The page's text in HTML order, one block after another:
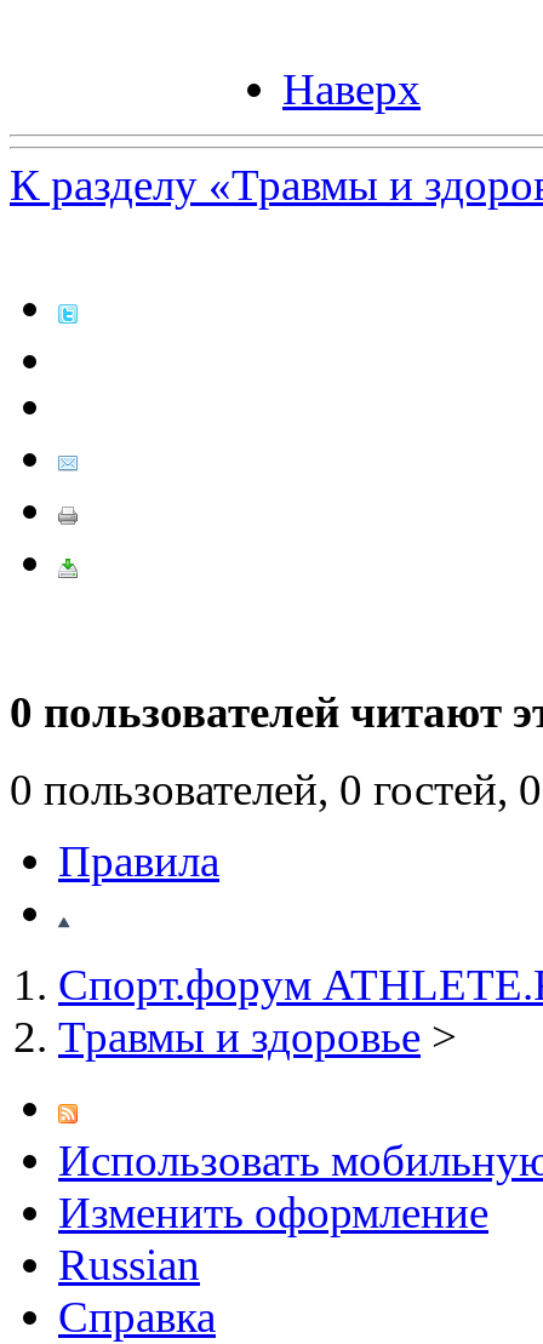
Наверх
К разделу «Травмы и
0 пользователей читают
0 пользователей, 0 гостей,
Правила
Спорт.форум
Травмы и здоровье >
Использовать
Изменить оформление
Russian
Справка